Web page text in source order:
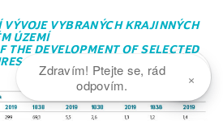
VYBRANÝCH KRAJINNÝCH
ÚZEMÍ
THE DEVELOPMENT OF SELECTED
IN THE EXAMINED AREA
Zdravím! Ptejte se, rád
odpovím.
×